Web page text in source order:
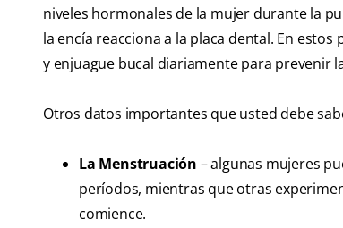
niveles hormonales de la mujer durante la
la encía reacciona a la placa dental. En
y enjuague bucal diariamente para prevenir
Otros datos importantes que usted debe
La Menstruación – algunas mujeres
períodos, mientras que otras
comience.